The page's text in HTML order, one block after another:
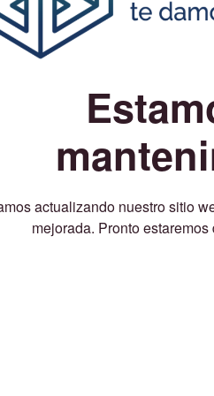
actualizando nuestro sitio
mejorada. Pronto